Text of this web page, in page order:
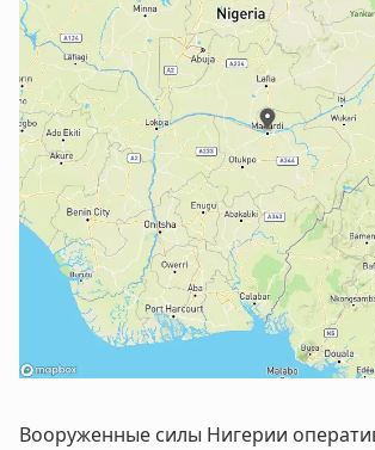
Вооруженные силы Нигерии